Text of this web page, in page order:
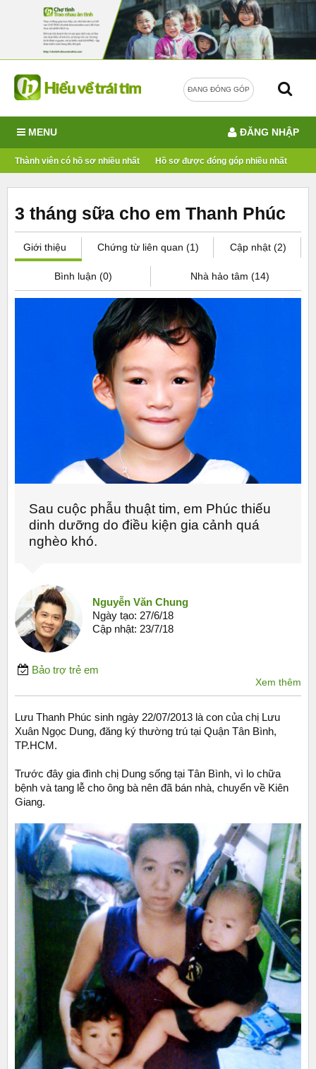
ĐANG ĐÓNG GÓP
MENU
Thành viên có hồ sơ nhiều nhất Hồ sơ được đóng góp nhiều nhất
ĐĂNG NHẬP
3 tháng sữa cho em Thanh Phúc
Giới thiệu Chứng từ liên quan (1) Cập nhật (2)
Bình luận (0) Nhà hảo tâm (14)
Sau cuộc phẫu thuật tim, em Phúc thiếu
dinh dưỡng do điều kiện gia cảnh quá
nghèo khó.
Nguyễn Văn Chung
Ngày tạo: 27/6/18
Cập nhật: 23/7/18
Bảo trợ trẻ em
Xem thêm
Lưu Thanh Phúc sinh ngày 22/07/2013 là con của chị Lưu
Xuân Ngọc Dung, đăng ký thường trú tại Quận Tân Bình,
TP.HCM.
Trước đây gia đình chị Dung sống tại Tân Bình, vì lo chữa
bệnh và tang lễ cho ông bà nên đã bán nhà, chuyển về Kiên
Giang.